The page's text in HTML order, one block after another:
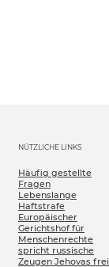
NÜTZLICHE LINKS
Häufig gestellte
Fragen
Lebenslange
Haftstrafe
Europäischer
Gerichtshof für
Menschenrechte
spricht russische
Zeugen Jehovas frei